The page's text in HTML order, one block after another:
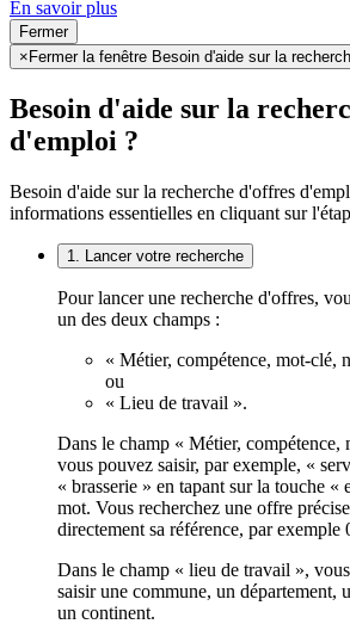
En savoir plus
Fermer
× Fermer la fenêtre Besoin d'aide sur la
Besoin d'aide sur la
d'emploi ?
Besoin d'aide sur la recherche d'offres
informations essentielles en cliquant sur
1. Lancer votre recherche
Pour lancer une recherche d'offres,
un des deux champs :
« Métier, compétence, mot-clé,
ou
« Lieu de travail ».
Dans le champ « Métier, compétence,
vous pouvez saisir, par exemple, «
« brasserie » en tapant sur la touche «
mot. Vous recherchez une offre
directement sa référence, par
Dans le champ « lieu de travail »,
saisir une commune, un département,
un continent.